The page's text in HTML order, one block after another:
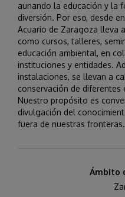
aunando la educación y la
diversión. Por eso, desde
Acuario de Zaragoza lleva
como cursos, talleres,
educación ambiental, en
instituciones y entidades.
instalaciones, se llevan a
conservación de diferentes
Nuestro propósito es
divulgación del
fuera de nuestras fronteras.
Ámbito